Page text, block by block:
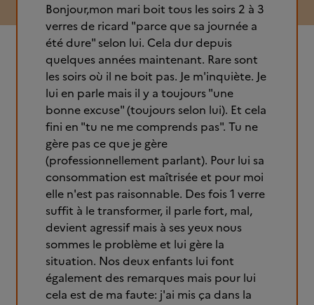
Bonjour,mon mari boit tous les soirs 2 à 3
verres de ricard "parce que sa journée a
été dure" selon lui. Cela dur depuis
quelques années maintenant. Rare sont
les soirs où il ne boit pas. Je m'inquiète. Je
lui en parle mais il y a toujours "une
bonne excuse" (toujours selon lui). Et cela
fini en "tu ne me comprends pas". Tu ne
gère pas ce que je gère
(professionnellement parlant). Pour lui sa
consommation est maîtrisée et pour moi
elle n'est pas raisonnable. Des fois 1 verre
suffit à le transformer, il parle fort, mal,
devient agressif mais à ses yeux nous
sommes le problème et lui gère la
situation. Nos deux enfants lui font
également des remarques mais pour lui
cela est de ma faute: j'ai mis ça dans la